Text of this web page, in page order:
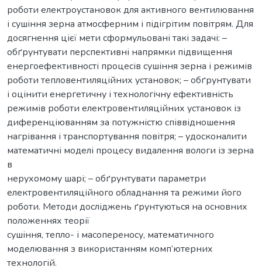
роботи електроустановок для активного вентилювання
і сушіння зерна атмосферним і підігрітим повітрям. Для
досягнення цієї мети сформульовані такі задачі: –
обґрунтувати перспективні напрямки підвищення
енергоефективності процесів сушіння зерна і режимів
роботи тепловентиляційних установок; – обґрунтувати
і оцінити енергетичну і технологічну ефективність
режимів роботи електровентиляційних установок із
диференціюванням за потужністю співвідношення
нагрівання і транспортування повітря; – удосконалити
математичні моделі процесу видалення вологи із зерна
в
нерухомому шарі; – обґрунтувати параметри
електровентиляційного обладнання та режими його
роботи. Методи досліджень ґрунтуються на основних
положеннях теорії
сушіння, тепло- і масопереносу, математичного
моделювання з використанням комп’ютерних
технологій.